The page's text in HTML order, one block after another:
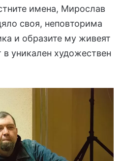
имена, Мирослав
своя, неповторима
и образите му живеят
уникален художествен